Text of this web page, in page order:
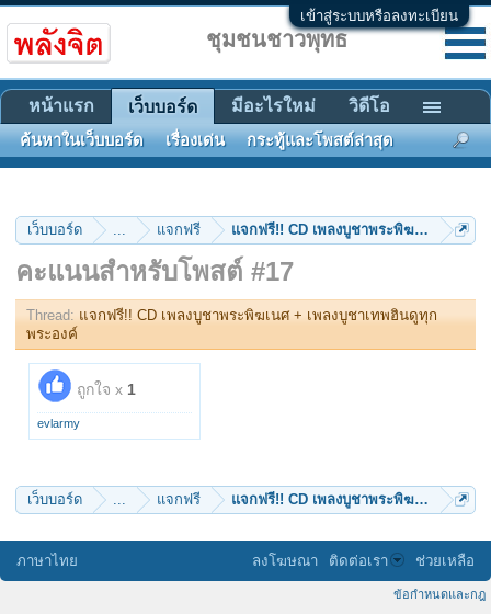
เข้าสู่ระบบหรือลงทะเบียน
เว็บบอร์ด ... แจกฟรี แจกฟรี!! CD เพลงบูชาพระพิฆเนศ + เพล
คะแนนสำหรับโพสต์ #17
Thread: แจกฟรี!! CD เพลงบูชาพระพิฆเนศ + เพลงบูชาเทพฮินดูทุก
พระองค์
ถูกใจ x 1
evlarmy
เว็บบอร์ด ... แจกฟรี แจกฟรี!! CD เพลงบูชาพระพิฆเนศ + เพล
ชุมชนชาวพุทธ
หน้าแรก เว็บบอร์ด
ค้นหาในเว็บบอร์ด เรื่องเด่น กระทู้และโพสต์ล่าสุด
มีอะไรใหม่ วิดีโอ
ภาษาไทย ลงโฆษณา ติดต่อเรา ช่วยเหลือ
ข้อกำหนดและกฎ